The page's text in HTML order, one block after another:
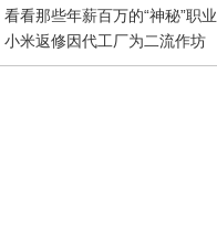
看看那些年薪百万的“神秘”职业
小米返修因代工厂为二流作坊